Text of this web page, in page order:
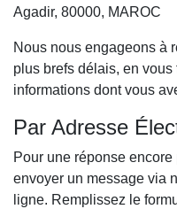
Agadir, 80000, MAROC
Nous nous engageons à
plus brefs délais, en
informations dont vous
Par Adresse
Pour une réponse
envoyer un message via
ligne. Remplissez le